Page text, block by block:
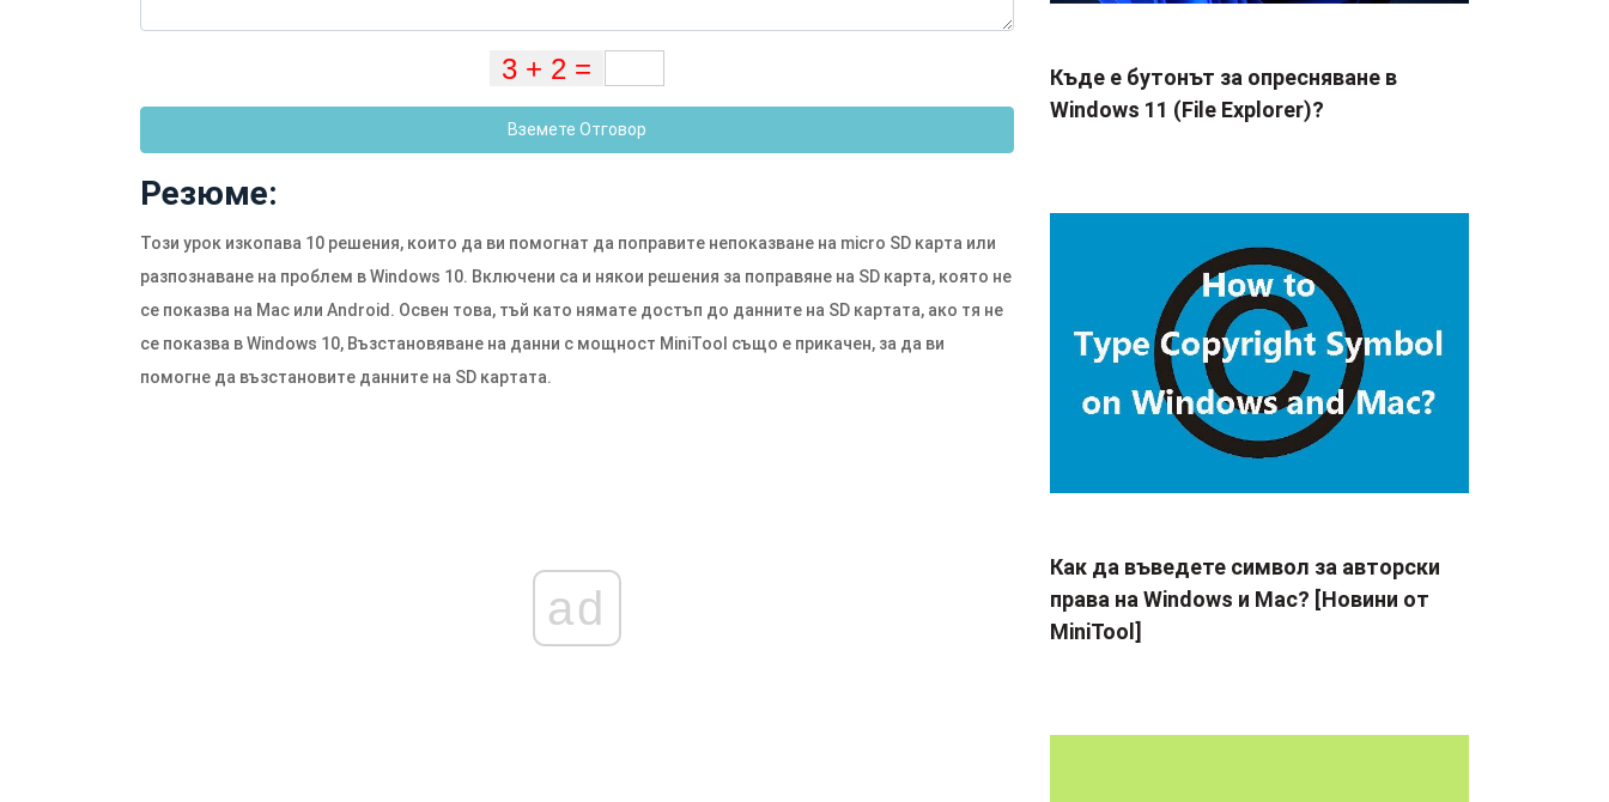
Вземете Отговор
Резюме:
Този урок изкопава 10 решения, които да ви помогнат да поправите непоказване на micro SD карта или
разпознаване на проблем в Windows 10. Включени са и някои решения за поправяне на SD карта, която не
се показва на Mac или Android. Освен това, тъй като нямате достъп до данните на SD картата, ако тя не
се показва в Windows 10, Възстановяване на данни с мощност MiniTool също е прикачен, за да ви
помогне да възстановите данните на SD картата.
ad
Къде е бутонът за опресняване в
Windows 11 (File Explorer)?
Как да въведете символ за авторски
права на Windows и Mac? [Новини от
MiniTool]